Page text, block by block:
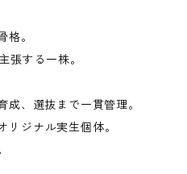
格。
張する一株。
成、選抜まで一貫管理。
ジナル実生個体。